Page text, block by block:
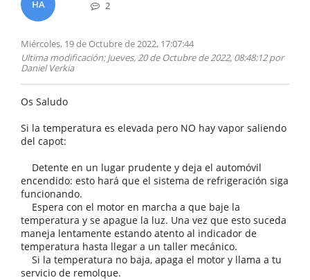
HA 2
Miércoles, 19 de Octubre de 2022, 17:07:44
Ultima modificación: Jueves, 20 de Octubre de 2022, 08:48:12 por
Daniel Verkia
Os Saludo
Si la temperatura es elevada pero NO hay vapor saliendo
del capot:
Detente en un lugar prudente y deja el automóvil
encendido: esto hará que el sistema de refrigeración siga
funcionando.
Espera con el motor en marcha a que baje la
temperatura y se apague la luz. Una vez que esto suceda
maneja lentamente estando atento al indicador de
temperatura hasta llegar a un taller mecánico.
Si la temperatura no baja, apaga el motor y llama a tu
servicio de remolque.